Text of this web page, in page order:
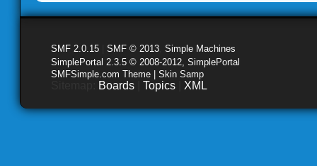
SMF 2.0.15 SMF © 2013 Simple Machines
SimplePortal 2.3.5 © 2008-2012, SimplePortal
SMFSimple.com Theme | Skin Samp
Boards Topics XML